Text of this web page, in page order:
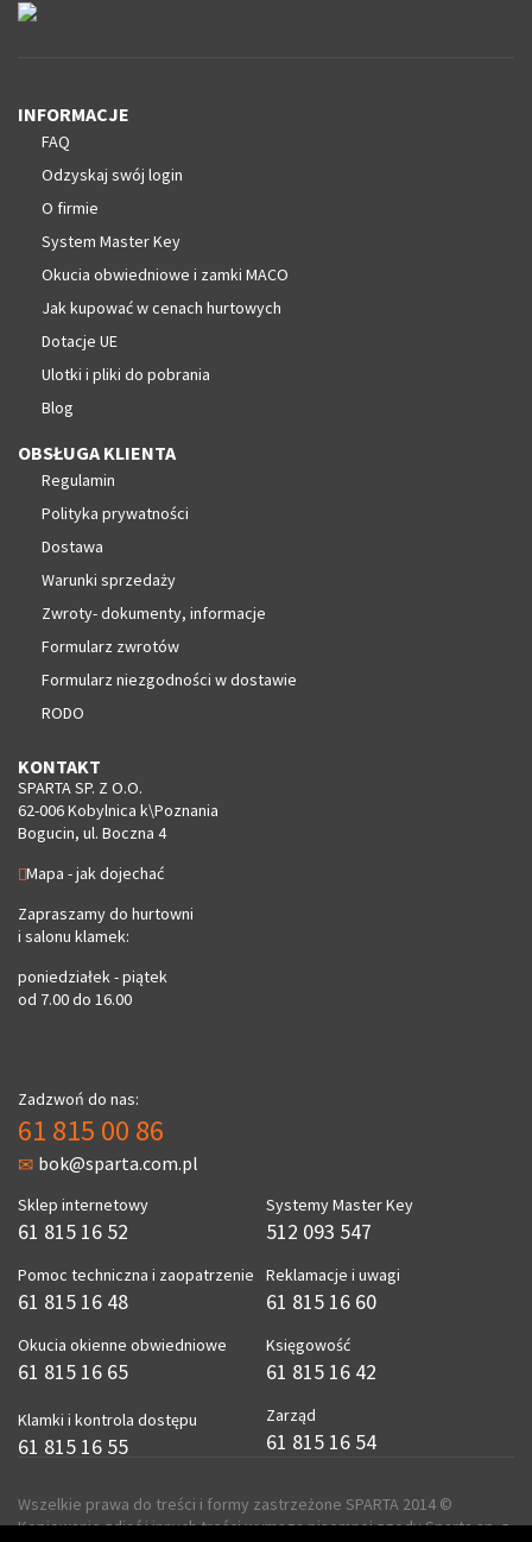
INFORMACJE
FAQ
Odzyskaj swój login
O firmie
System Master Key
Okucia obwiedniowe i zamki MACO
Jak kupować w cenach hurtowych
Dotacje UE
Ulotki i pliki do pobrania
Blog
OBSŁUGA KLIENTA
Regulamin
Polityka prywatności
Dostawa
Warunki sprzedaży
Zwroty- dokumenty, informacje
Formularz zwrotów
Formularz niezgodności w dostawie
RODO
KONTAKT
SPARTA SP. Z O.O.
62-006 Kobylnica k\Poznania
Bogucin, ul. Boczna 4
Mapa - jak dojechać
Zapraszamy do hurtowni
i salonu klamek:
poniedziałek - piątek
od 7.00 do 16.00
Zadzwoń do nas:
61 815 00 86
bok@sparta.com.pl
Sklep internetowy
61 815 16 52
Pomoc techniczna i zaopatrzenie
61 815 16 48
Okucia okienne obwiedniowe
61 815 16 65
Klamki i kontrola dostępu
61 815 16 55
Systemy Master Key
512 093 547
Reklamacje i uwagi
61 815 16 60
Księgowość
61 815 16 42
Zarząd
61 815 16 54
Wszelkie prawa do treści i formy zastrzeżone SPARTA 2014 ©
Kopiowanie zdjęć i innych treści wymaga pisemnej zgody Sparta sp. z